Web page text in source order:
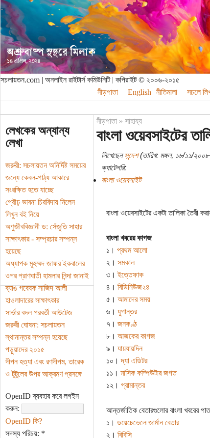
সচলায়তন.com | অনলাইন রাইটার্স কমিউনিটি | কপিরাইট © ২০০৬-২০১৫
নীড়পাতা
English নীতিমালা সচলে
লেখকের অন্যান্য
লেখা
জরুরী: সচলায়তন অনির্দিষ্ট সময়ের
জন্যে কেবল-পাঠ্য আকারে
সংরক্ষিত হতে যাচ্ছে
প্রৌঢ় ভাবনা চিরবিদায় নিলেন
লিখুন বই নিয়ে
অণুজীববিজ্ঞানী ড: সেঁজুতি সাহার
সাক্ষাৎকার - সম্প্রচার সম্পন্ন
হয়েছে
অধ্যাপক মুহম্মদ জাফর ইকবালের
ওপর প্রাণঘাতী হামলার নিন্দা জানাই
ব্যাঙ গবেষক সাজিদ আলী
হাওলাদারের সাক্ষাৎকার
সার্ভার বদল পরবর্তী আউটেজ
জরুরী ঘোষনা: সচলায়তন
স্থানান্তর সম্পন্ন হয়েছে
পড়ুয়াদের ২০১৫
দীপন হত্যা এবং রণদীপম, তারেক
ও টুটুলের উপর আক্রমণ প্রসঙ্গে
OpenID ব্যবহার করে লগইন
করুন:
OpenID কি?
সদস্য পরিচয়: *
নীড়পাতা» সাহায্য
বাংলা ওয়েবসাইটের
লিখেছেনসন্দেশ(তারিখ: মঙ্গল, ১৮/১১/
ক্যাটেগরি:
বাংলা ওয়েবসাইট
বাংলা ওয়েবসাইটের একটা তালিকা তৈরী
বাংলা খবরের কাগজ
১। প্রথম আলো
২। সমকাল
৩।ইত্তেফাক
৪। বিডিনিউজ২৪
৫। আমাদের সময়
৬। যুগান্তর
৭। জনকণ্ঠ
৮। আজকের কাগজ
৯। যায়যায়দিন
১০।দ্যা এডিটর
১১। মাসিক কম্পিউটার জগত
১২। গ্রামান্তর
আন্তর্জাতিক বেতারগুলোর বাংলা খবরের
১। ডয়েচেভেলে জার্মান বেতার
২। বিবিসি